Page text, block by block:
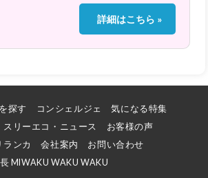
詳細はこちら »
探す コンシェルジェ
気になる特集
スリーエコ・ニュース
お客様の声
ランカ
会社案内
お問い合わせ
MIWAKU WAKU WAKU